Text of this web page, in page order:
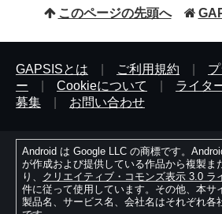
このページの先頭へ
GAPSISとは ご利用規約
ー
Cookieについて ライタ
募集
お問い合わせ
Android は Google LLC の商標です。
が作成および提供している作品から複製ま
り、 クリエイティブ・コモンズ表示 3.0 ラ
件に従って使用しています。その他、本サ
製品名、サービス名、会社名はそれぞれ各